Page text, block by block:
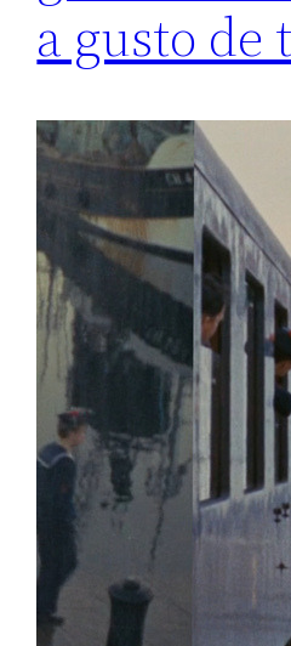
a gusto de